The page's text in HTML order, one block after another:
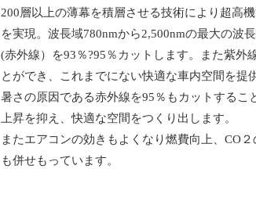
200層以上の薄幕を積層させる技術により超高
を実現。波長域780nmから2,500nmの最大の波
(赤外線）を93％?95％カットします。また紫外
とができ、これまでにない快適な車内空間を提
暑さの原因である赤外線を95％もカットするこ
上昇を抑え、快適な空間をつくり出します。
またエアコンの効きもよくなり燃費向上、CO
も併せもっています。